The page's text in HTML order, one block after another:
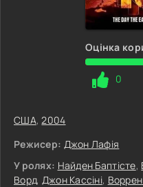
Оцінка
0
США,2004
Режисер: Джон Лафія
У ролях: Найден Баптісте,
Ворд, Джон Кассіні, Воррен